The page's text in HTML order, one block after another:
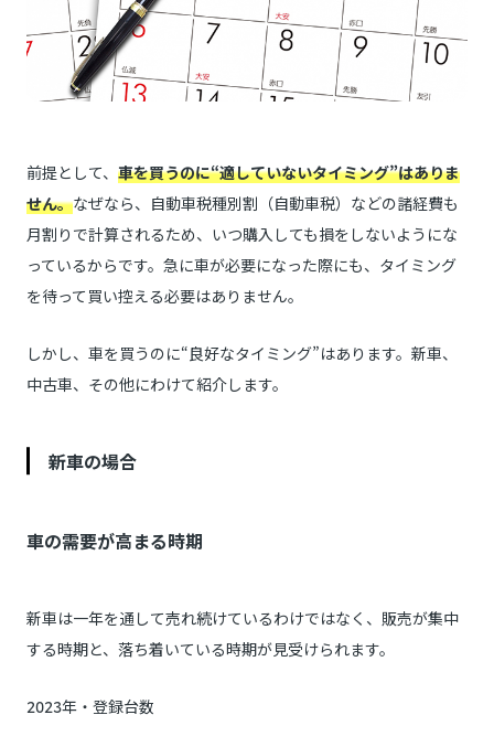
前提として、 車を買うのに“適していないタイミング”はありま
せん。なぜなら、自動車税種別割（自動車税）などの諸経費も
月割りで計算されるため、いつ購入しても損をしないようにな
っているからです。急に車が必要になった際にも、タイミング
を待って買い控える必要はありません。
しかし、車を買うのに“良好なタイミング”はあります。新車、
中古車、その他にわけて紹介します。
新車の場合
車の需要が高まる時期
新車は一年を通して売れ続けているわけではなく、販売が集中
する時期と、落ち着いている時期が見受けられます。
2023年・登録台数